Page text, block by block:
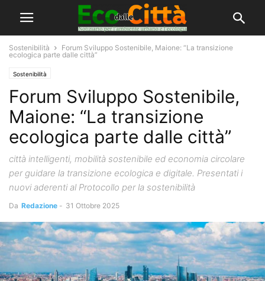
Sostenibilità
Forum Sviluppo Sostenibile, Maione: “La transizione
ecologica parte dalle città”
Sostenibilità
Forum Sviluppo Sostenibile,
Maione: “La transizione
ecologica parte dalle città”
città intelligenti, mobilità sostenibile ed economia circolare
per guidare la transizione ecologica e digitale. Presentati i
nuovi aderenti al Protocollo per la sostenibilità
Da Redazione - 31 Ottobre 2025